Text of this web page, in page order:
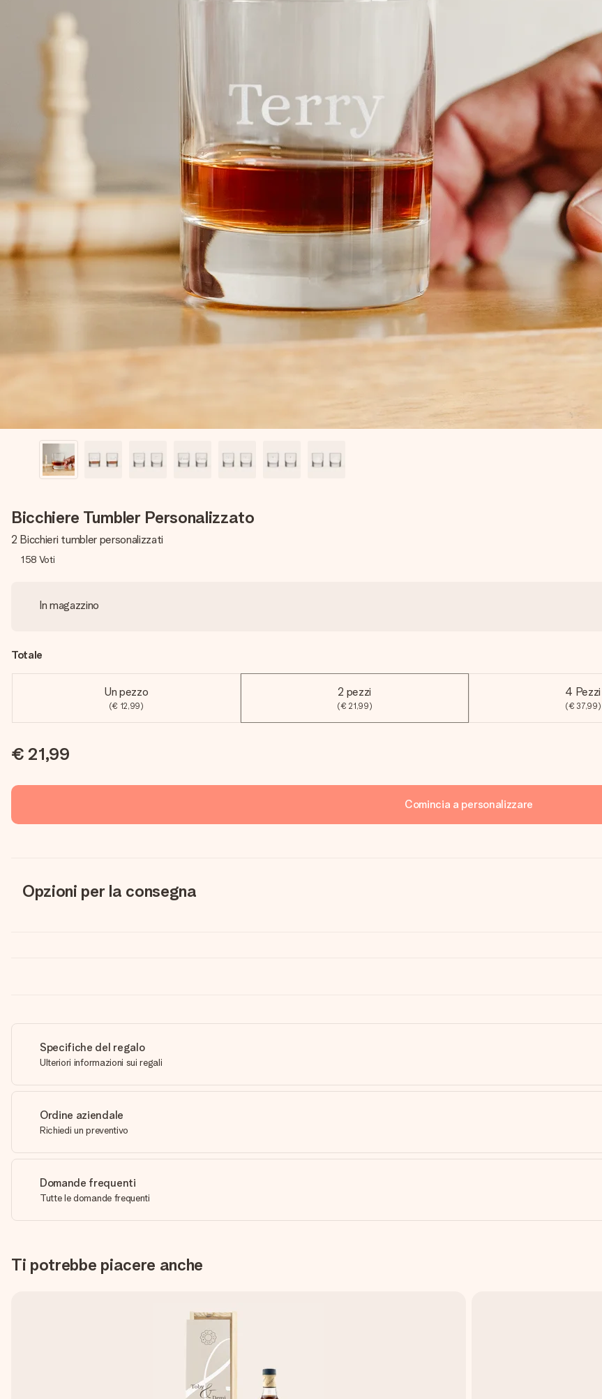
Bicchiere Tumbler Personalizzato
2 Bicchieri tumbler personalizzati
158 Voti
In magazzino
Totale
Un pezzo
(€ 12,99)
2 pezzi
(€ 21,99)
4 Pezzi
(€ 37,99)
€ 21,99
Comincia a personalizzare
Opzioni per la consegna
Specifiche del regalo
Ulteriori informazioni sui regali
Ordine aziendale
Richiedi un preventivo
Domande frequenti
Tutte le domande frequenti
Ti potrebbe piacere anche